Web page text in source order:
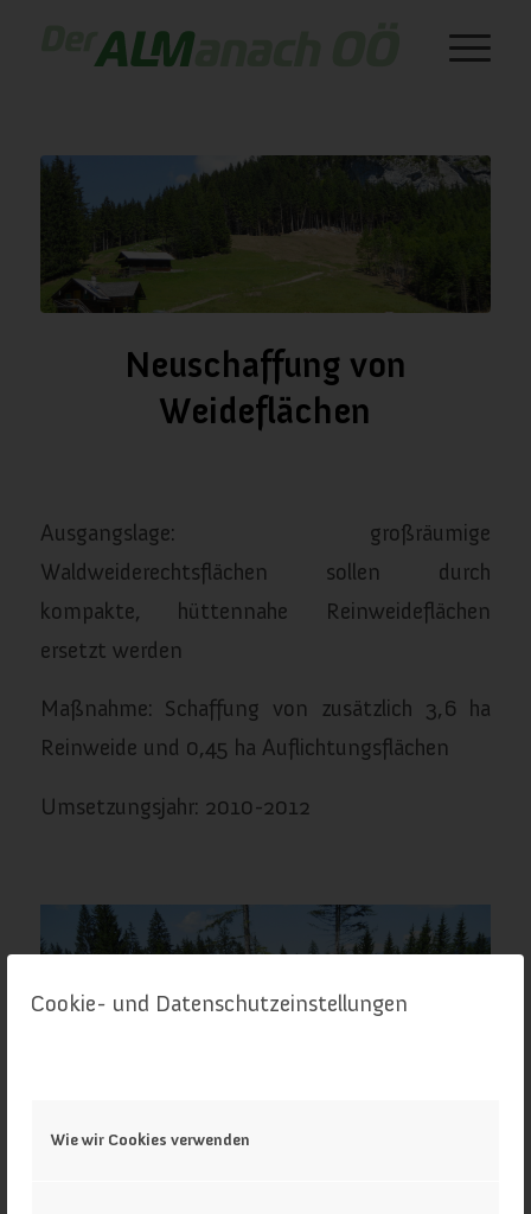
Cookie- und Datenschutzeinstellungen
Wie wir Cookies verwenden
Neuschaffung von
Weideflächen
Ausgangslage: großräumige
Waldweiderechtsflächen sollen durch
kompakte, hüttennahe Reinweideflächen
ersetzt werden
Maßnahme: Schaffung von zusätzlich 3,6 ha
Reinweide und 0,45 ha Auflichtungsflächen
Umsetzungsjahr: 2010-2012